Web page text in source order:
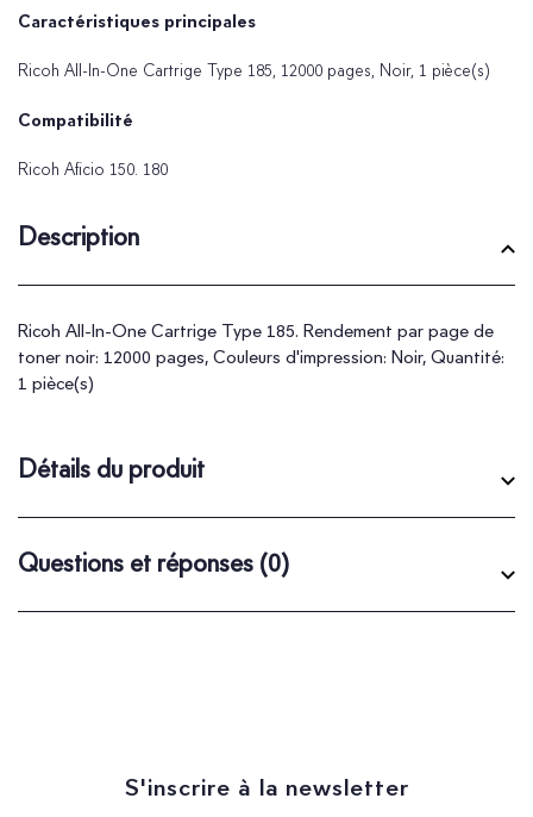
Caractéristiques principales
Ricoh All-In-One Cartrige Type 185, 12000 pages, Noir, 1 pièce(s)
Compatibilité
Ricoh Aficio 150. 180
Description
Ricoh All-In-One Cartrige Type 185. Rendement par page de
toner noir: 12000 pages, Couleurs d'impression: Noir, Quantité:
1 pièce(s)
Détails du produit
Questions et réponses (0)
S'inscrire à la newsletter